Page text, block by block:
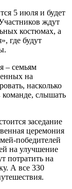
5 июля и будет
ждут
костюмах, а
где будут
– семьям
на
насколько
команде, слышать
заседание
церемония
победителей
на улучшение
потратить на
А все 330